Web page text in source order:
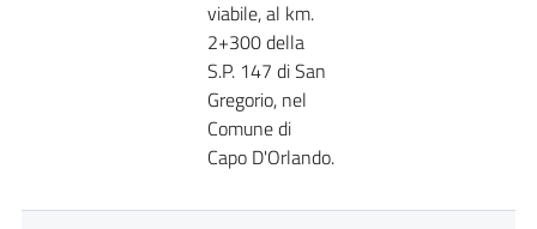
viabile, al km.
2+300 della
S.P. 147 di San
Gregorio, nel
Comune di
Capo D'Orlando.